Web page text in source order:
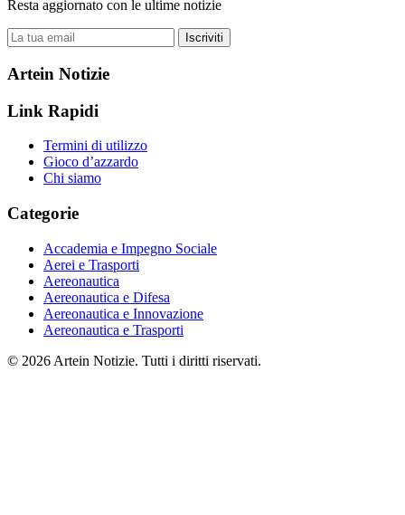
Resta aggiornato con le ultime notizie
Iscriviti
Artein Notizie
Link Rapidi
Termini di utilizzo
Gioco d’azzardo
Chi siamo
Categorie
Accademia e Impegno Sociale
Aerei e Trasporti
Aereonautica
Aereonautica e Difesa
Aereonautica e Innovazione
Aereonautica e Trasporti
© 2026 Artein Notizie. Tutti i diritti riservati.